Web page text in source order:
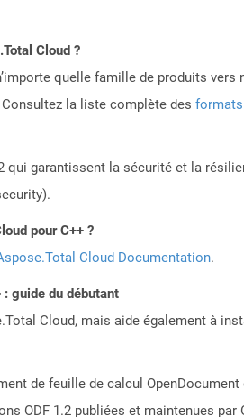
Cloud ?
quelle famille de produits vers
Consultez la liste complète des
garantissent la sécurité et la
pour C++ ?
Cloud Documentation.
: guide du débutant
Cloud, mais aide également à
de feuille de calcul
ODF 1.2 publiées et maintenues par